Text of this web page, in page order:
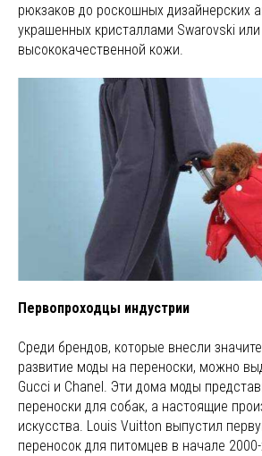
рюкзаков до роскошных дизайнерских
украшенных кристаллами Swarovski
высококачественной кожи.
Первопроходцы индустрии
Среди брендов, которые внесли
развитие моды на переноски, можно
Gucci и Chanel. Эти дома моды
переноски для собак, а настоящие
искусства. Louis Vuitton выпустил
переносок для питомцев в начале